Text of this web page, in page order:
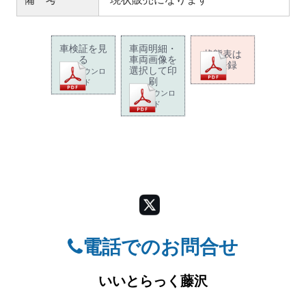
車検証を見
る
PDFダウンロ
ード
車両明細・
車両画像を
選択して印
刷
PDFダウンロ
ード
状態表は
未登録
電話でのお問合せ
いいとらっく藤沢